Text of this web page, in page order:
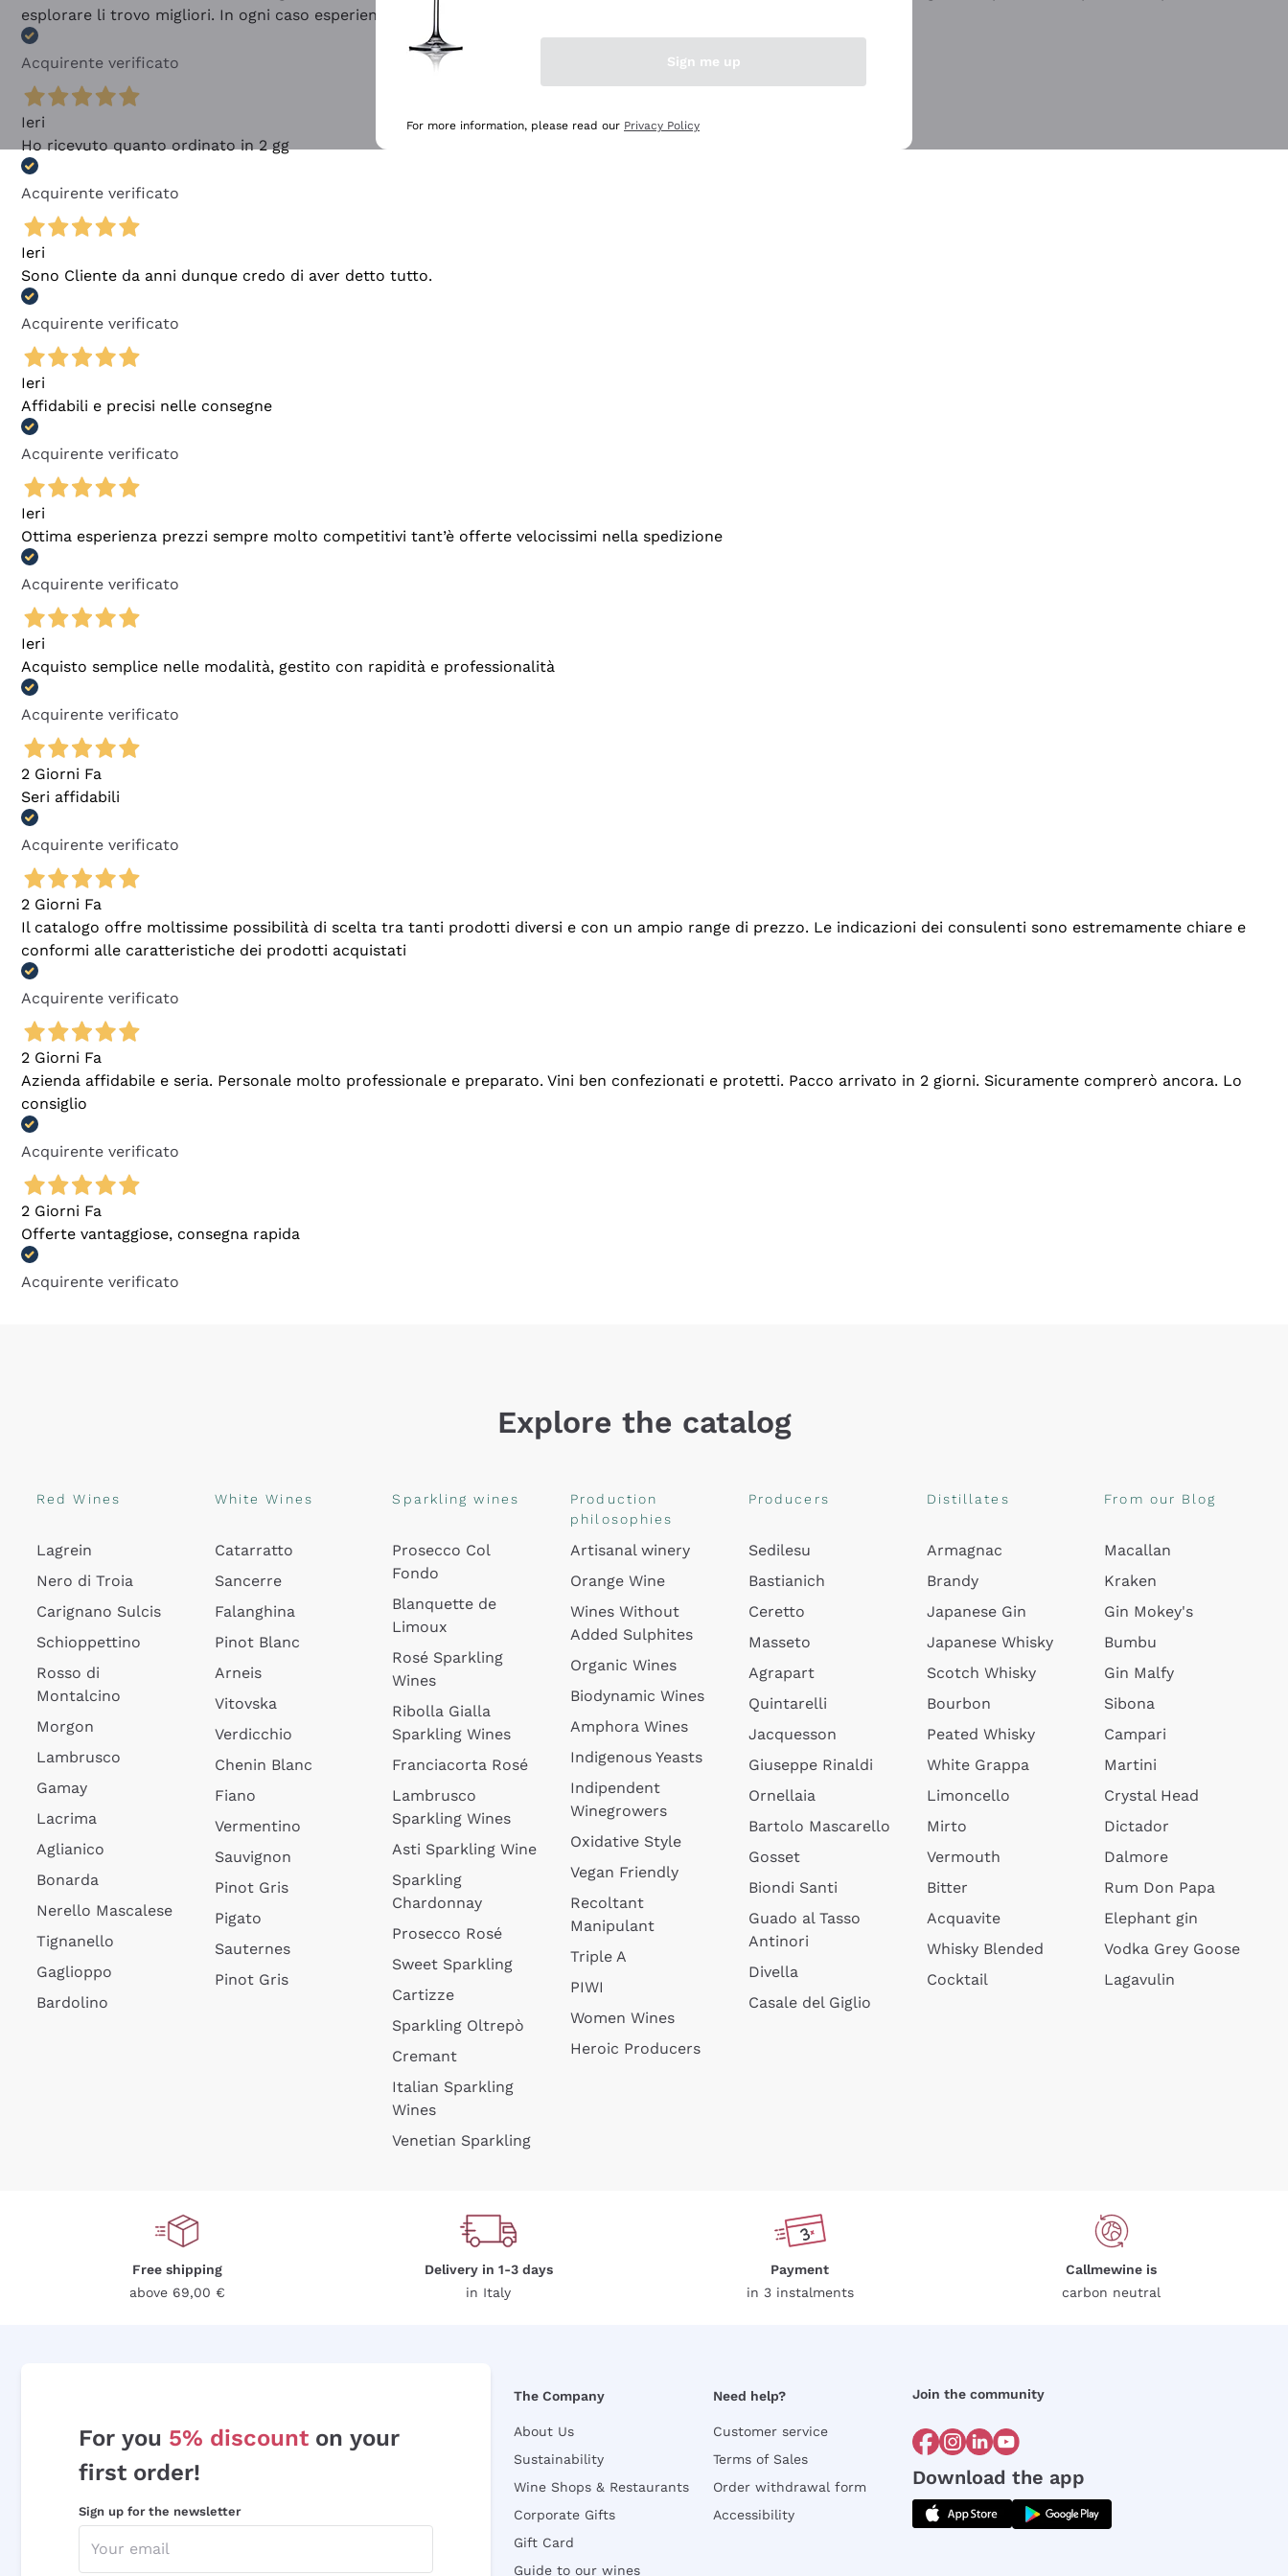
esplorare li trovo migliori. In ogni caso esperienza buona e lo consiglio! 👍
Acquirente verificato
Ieri
Ho ricevuto quanto ordinato in 2 gg
Acquirente verificato
Ieri
Sono Cliente da anni dunque credo di aver detto tutto.
Acquirente verificato
Ieri
Affidabili e precisi nelle consegne
Acquirente verificato
Ieri
Ottima esperienza prezzi sempre molto competitivi tant’è offerte velocissimi nella spedizione
Acquirente verificato
Ieri
Acquisto semplice nelle modalità, gestito con rapidità e professionalità
Acquirente verificato
2 Giorni Fa
Seri affidabili
Acquirente verificato
2 Giorni Fa
Il catalogo offre moltissime possibilità di scelta tra tanti prodotti diversi e con un ampio range di prezzo. Le indicazioni dei consulenti sono estremamente chiare e
conformi alle caratteristiche dei prodotti acquistati
Acquirente verificato
2 Giorni Fa
Azienda affidabile e seria. Personale molto professionale e preparato. Vini ben confezionati e protetti. Pacco arrivato in 2 giorni. Sicuramente comprerò ancora. Lo
consiglio
Acquirente verificato
2 Giorni Fa
Offerte vantaggiose, consegna rapida
Acquirente verificato
Explore the catalog
Red Wines
Lagrein
Nero di Troia
Carignano Sulcis
Schioppettino
Rosso di
Montalcino
Morgon
Lambrusco
Gamay
Lacrima
Aglianico
Bonarda
Nerello Mascalese
Tignanello
Gaglioppo
Bardolino
White Wines
Catarratto
Sancerre
Falanghina
Pinot Blanc
Arneis
Vitovska
Verdicchio
Chenin Blanc
Fiano
Vermentino
Sauvignon
Pinot Gris
Pigato
Sauternes
Pinot Gris
Sparkling wines
Prosecco Col
Fondo
Blanquette de
Limoux
Rosé Sparkling
Wines
Ribolla Gialla
Sparkling Wines
Franciacorta Rosé
Lambrusco
Sparkling Wines
Asti Sparkling Wine
Sparkling
Chardonnay
Prosecco Rosé
Sweet Sparkling
Cartizze
Sparkling Oltrepò
Cremant
Italian Sparkling
Wines
Venetian Sparkling
Production
philosophies
Artisanal winery
Orange Wine
Wines Without
Added Sulphites
Organic Wines
Biodynamic Wines
Amphora Wines
Indigenous Yeasts
Indipendent
Winegrowers
Oxidative Style
Vegan Friendly
Recoltant
Manipulant
Triple A
PIWI
Women Wines
Heroic Producers
Producers
Sedilesu
Bastianich
Ceretto
Masseto
Agrapart
Quintarelli
Jacquesson
Giuseppe Rinaldi
Ornellaia
Bartolo Mascarello
Gosset
Biondi Santi
Guado al Tasso
Antinori
Divella
Casale del Giglio
Distillates
Armagnac
Brandy
Japanese Gin
Japanese Whisky
Scotch Whisky
Bourbon
Peated Whisky
White Grappa
Limoncello
Mirto
Vermouth
Bitter
Acquavite
Whisky Blended
Cocktail
From our Blog
Macallan
Kraken
Gin Mokey's
Bumbu
Gin Malfy
Sibona
Campari
Martini
Crystal Head
Dictador
Dalmore
Rum Don Papa
Elephant gin
Vodka Grey Goose
Lagavulin
Free shipping
above 69,00 €
Delivery in 1-3 days
in Italy
Payment
in 3 instalments
Callmewine is
carbon neutral
For you 5% discount on your
first order!
Sign up for the newsletter
The Company
About Us
Sustainability
Wine Shops & Restaurants
Corporate Gifts
Gift Card
Guide to our wines
Need help?
Customer service
Terms of Sales
Order withdrawal form
Accessibility
Join the community
Download the app
Sign me up
For more information, please read our Privacy Policy